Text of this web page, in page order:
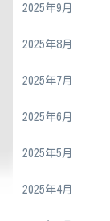
2025年9月
2025年8月
2025年7月
2025年6月
2025年5月
2025年4月